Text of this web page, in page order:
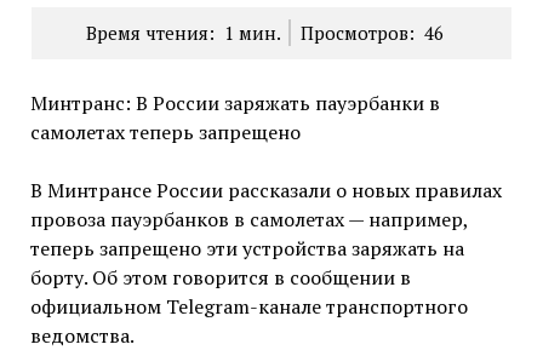
Время чтения: 1 мин. Просмотров: 46
Минтранс: В России заряжать пауэрбанки в
самолетах теперь запрещено
В Минтрансе России рассказали о новых правилах
провоза пауэрбанков в самолетах — например,
теперь запрещено эти устройства заряжать на
борту. Об этом говорится в сообщении в
официальном Telegram-канале транспортного
ведомства.